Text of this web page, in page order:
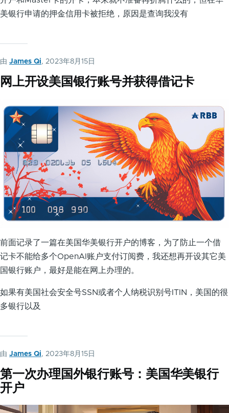
美银行申请的押金信用卡被拒绝，原因是查询我没有
由 James Qi, 2023年8月15日
网上开设美国银行账号并获得借记卡
前面记录了一篇在美国华美银行开户的博客，为了防止一个借
记卡不能给多个OpenAI账户支付订阅费，我还想再开设其它美
国银行账户，最好是能在网上办理的。
如果有美国社会安全号SSN或者个人纳税识别号ITIN，美国的很
多银行以及
由 James Qi, 2023年8月15日
第一次办理国外银行账号：美国华美银行
开户